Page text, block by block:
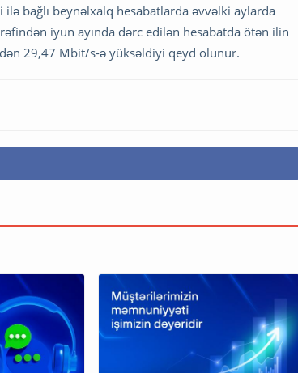
bağlı beynəlxalq hesabatlarda əvvəlki aylarda
iyun ayında dərc edilən hesabatda ötən ilin
29,47 Mbit/s-ə yüksəldiyi qeyd olunur.